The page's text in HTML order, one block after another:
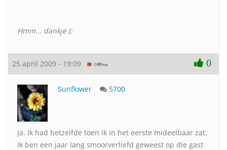
Hmm... dankje (:
25 april 2009 - 19:09 0
Sunflower 5700
Ja. Ik had hetzelfde toen ik in het eerste mideelbaar zat.
Ik ben een jaar lang smoorverliefd geweest op die gast